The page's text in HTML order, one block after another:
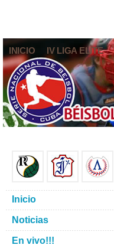
INICIO IV LIGA ELITE
Inicio
Noticias
En vivo!!!